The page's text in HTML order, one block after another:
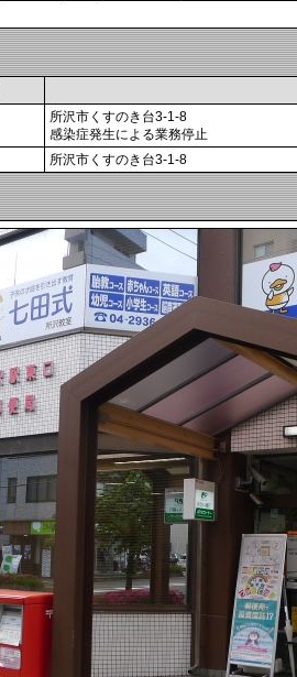
所沢市くすのき台3-1-8
感染症発生による業務停止
所沢市くすのき台3-1-8